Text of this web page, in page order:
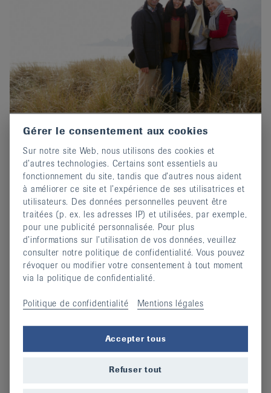
maintenant !
02 octobre 2025
Invitation au concours d'écriture de EULAR.
continuer
Gérer le consentement aux cookies
Sur notre site Web, nous utilisons des cookies et
d’autres technologies. Certains sont essentiels au
fonctionnement du site, tandis que d’autres nous aident
à améliorer ce site et l’expérience de ses utilisatrices et
utilisateurs. Des données personnelles peuvent être
traitées (p. ex. les adresses IP) et utilisées, par exemple,
pour une publicité personnalisée. Pour plus
d’informations sur l’utilisation de vos données, veuillez
consulter notre politique de confidentialité. Vous pouvez
révoquer ou modifier votre consentement à tout moment
via la politique de confidentialité.
Politique de confidentialité Mentions légales
Accepter tous
Refuser tout